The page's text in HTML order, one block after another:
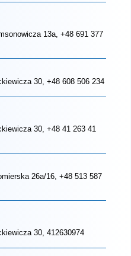
13a, +48 691 377
30, +48 608 506 234
30, +48 41 263 41
26a/16, +48 513 587
30, 412630974